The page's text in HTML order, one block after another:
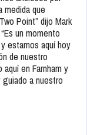
que
Point” dijo Mark
un momento
estamos aquí hoy
de nuestro
en Farnham y
a nuestro